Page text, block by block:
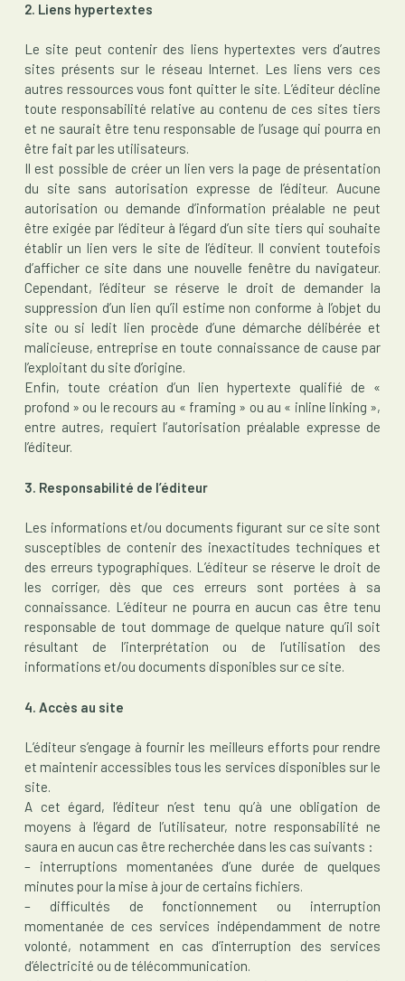
2. Liens hypertextes
Le site peut contenir des liens hypertextes vers d’autres
sites présents sur le réseau Internet. Les liens vers ces
autres ressources vous font quitter le site. L’éditeur décline
toute responsabilité relative au contenu de ces sites tiers
et ne saurait être tenu responsable de l’usage qui pourra en
être fait par les utilisateurs.
Il est possible de créer un lien vers la page de présentation
du site sans autorisation expresse de l’éditeur. Aucune
autorisation ou demande d’information préalable ne peut
être exigée par l’éditeur à l’égard d’un site tiers qui souhaite
établir un lien vers le site de l’éditeur. Il convient toutefois
d’afficher ce site dans une nouvelle fenêtre du navigateur.
Cependant, l’éditeur se réserve le droit de demander la
suppression d’un lien qu’il estime non conforme à l’objet du
site ou si ledit lien procède d’une démarche délibérée et
malicieuse, entreprise en toute connaissance de cause par
l’exploitant du site d’origine.
Enfin, toute création d’un lien hypertexte qualifié de «
profond » ou le recours au « framing » ou au « inline linking »,
entre autres, requiert l’autorisation préalable expresse de
l’éditeur.
3. Responsabilité de l’éditeur
Les informations et/ou documents figurant sur ce site sont
susceptibles de contenir des inexactitudes techniques et
des erreurs typographiques. L’éditeur se réserve le droit de
les corriger, dès que ces erreurs sont portées à sa
connaissance. L’éditeur ne pourra en aucun cas être tenu
responsable de tout dommage de quelque nature qu’il soit
résultant de l’interprétation ou de l’utilisation des
informations et/ou documents disponibles sur ce site.
4. Accès au site
L’éditeur s’engage à fournir les meilleurs efforts pour rendre
et maintenir accessibles tous les services disponibles sur le
site.
A cet égard, l’éditeur n’est tenu qu’à une obligation de
moyens à l’égard de l’utilisateur, notre responsabilité ne
saura en aucun cas être recherchée dans les cas suivants :
– interruptions momentanées d’une durée de quelques
minutes pour la mise à jour de certains fichiers.
– difficultés de fonctionnement ou interruption
momentanée de ces services indépendamment de notre
volonté, notamment en cas d’interruption des services
d’électricité ou de télécommunication.